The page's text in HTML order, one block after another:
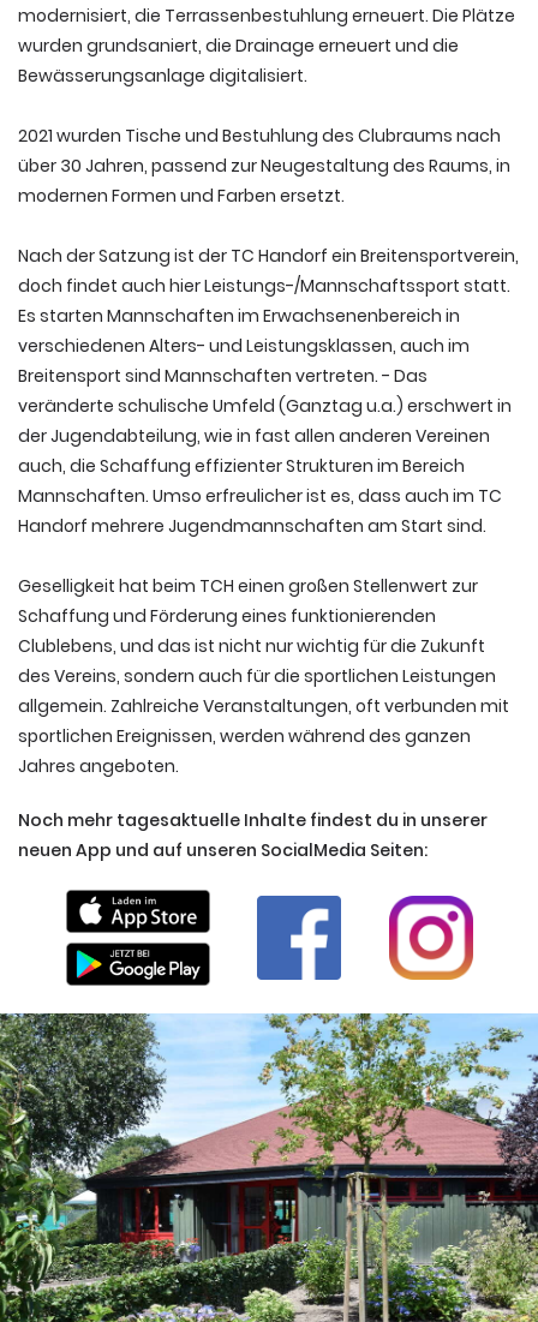
modernisiert, die Terrassenbestuhlung erneuert. Die Plätze
wurden grundsaniert, die Drainage erneuert und die
Bewässerungsanlage digitalisiert.
2021 wurden Tische und Bestuhlung des Clubraums nach
über 30 Jahren, passend zur Neugestaltung des Raums, in
modernen Formen und Farben ersetzt.
Nach der Satzung ist der TC Handorf ein Breitensportverein,
doch findet auch hier Leistungs-/Mannschaftssport statt.
Es starten Mannschaften im Erwachsenenbereich in
verschiedenen Alters- und Leistungsklassen, auch im
Breitensport sind Mannschaften vertreten. - Das
veränderte schulische Umfeld (Ganztag u.a.) erschwert in
der Jugendabteilung, wie in fast allen anderen Vereinen
auch, die Schaffung effizienter Strukturen im Bereich
Mannschaften. Umso erfreulicher ist es, dass auch im TC
Handorf mehrere Jugendmannschaften am Start sind.
Geselligkeit hat beim TCH einen großen Stellenwert zur
Schaffung und Förderung eines funktionierenden
Clublebens, und das ist nicht nur wichtig für die Zukunft
des Vereins, sondern auch für die sportlichen Leistungen
allgemein. Zahlreiche Veranstaltungen, oft verbunden mit
sportlichen Ereignissen, werden während des ganzen
Jahres angeboten.
Noch mehr tagesaktuelle Inhalte findest du in unserer
neuen App und auf unseren SocialMedia Seiten: